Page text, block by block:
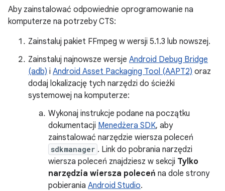
Aby zainstalować odpowiednie oprogramowanie na
komputerze na potrzeby CTS:
Zainstaluj pakiet FFmpeg w wersji 5.1.3 lub nowszej.
Zainstaluj najnowsze wersje Android Debug Bridge
(adb) i Android Asset Packaging Tool (AAPT2) oraz
dodaj lokalizację tych narzędzi do ścieżki
systemowej na komputerze:
Wykonaj instrukcje podane na początku
dokumentacji Menedżera SDK, aby
zainstalować narzędzie wiersza poleceń
sdkmanager . Link do pobrania narzędzi
wiersza poleceń znajdziesz w sekcji Tylko
narzędzia wiersza poleceń na dole strony
pobierania Android Studio.